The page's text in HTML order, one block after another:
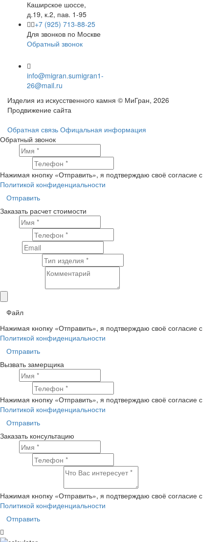
Каширское шоссе,
д.19, к.2, пав. 1-95
+7 (925) 713-88-25
Для звонков по Москве
Обратный звонок
info@migran.sumigran1-
26@mail.ru
Изделия из искусственного камня © МиГран, 2026
Продвижение сайта
Обратная связь Офицальная информация
Обратный звонок
Нажимая кнопку «Отправить», я подтверждаю своё согласие с
Политикой конфиденциальности
Отправить
Заказать расчет стоимости
Файл
Нажимая кнопку «Отправить», я подтверждаю своё согласие с
Политикой конфиденциальности
Отправить
Вызвать замерщика
Нажимая кнопку «Отправить», я подтверждаю своё согласие с
Политикой конфиденциальности
Отправить
Заказать консультацию
Нажимая кнопку «Отправить», я подтверждаю своё согласие с
Политикой конфиденциальности
Отправить